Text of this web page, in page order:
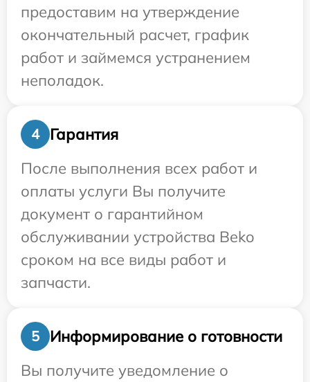
предоставим на утверждение
окончательный расчет, график
работ и займемся устранением
неполадок.
4
Гарантия
После выполнения всех работ и
оплаты услуги Вы получите
документ о гарантийном
обслуживании устройства Beko
сроком на все виды работ и
запчасти.
5
Информирование о готовности
Вы получите уведомление о